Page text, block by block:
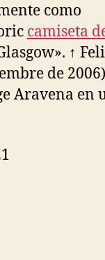
como
camiseta
↑
de
Aravena en